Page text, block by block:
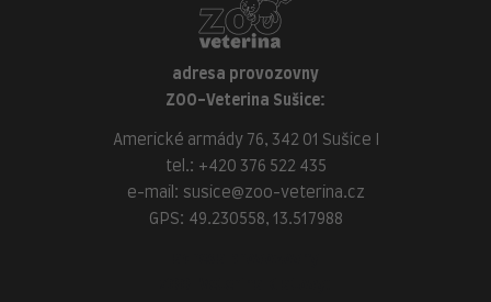
adresa provozovny
ZOO-Veterina Sušice:
Americké armády 76, 342 01 Sušice I
tel.: +420 376 522 435
e-mail: susice@zoo-veterina.cz
GPS: 49.230558, 13.517988